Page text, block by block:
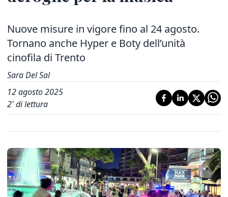
Nuove misure in vigore fino al 24 agosto.
Tornano anche Hyper e Boty dell’unità
cinofila di Trento
Sara Del Sal
12 agosto 2025
2' di lettura